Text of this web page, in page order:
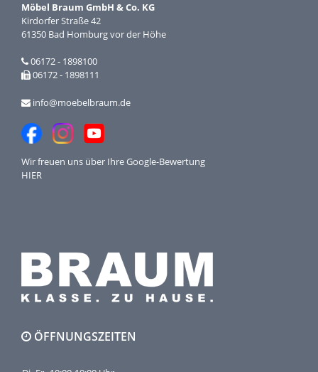
Möbel Braum GmbH & Co. KG
Kirdorfer Straße 42
61350 Bad Homburg vor der Höhe
06172 - 1898100
06172 - 1898111
info@moebelbraum.de
Wir freuen uns über IhreGoogle-Bewertung
HIER
ÖFFNUNGSZEITEN